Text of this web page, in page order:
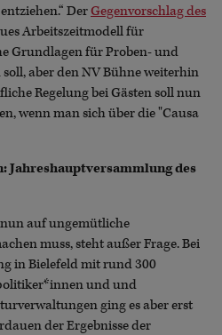
DerGegenvorschlag des
Arbeitszeitmodell für
Grundlagen für Proben- und
aber den NV Bühne weiterhin
Regelung bei Gästen soll nun
wenn man sich über die "Causa
Jahreshauptversammlung des
auf ungemütliche
muss, steht außer Frage. Bei
in Bielefeld mit rund 300
und und
ging es aber erst
der Ergebnisse der